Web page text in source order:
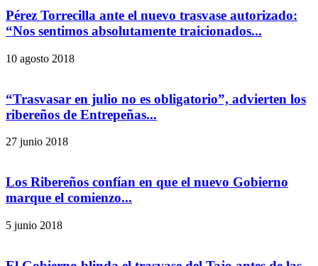
Pérez Torrecilla ante el nuevo trasvase autorizado:
“Nos sentimos absolutamente traicionados...
10 agosto 2018
“Trasvasar en julio no es obligatorio”, advierten los
ribereños de Entrepeñas...
27 junio 2018
Los Ribereños confían en que el nuevo Gobierno
marque el comienzo...
5 junio 2018